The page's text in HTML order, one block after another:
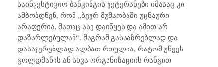
საინვესტიციო ბანკინგის ვეტერანები იმასაც კი
ამბობდნენ, რომ „ბევრ მუშაობაში უცნაური
არაფერია, მათაც ასე დაიწყეს და ამით არ
დაზარლებულან“. მაგრამ გასააზრებლად და
დასაჯერებლად ალბათ რთულია, რატომ უწევს
გოლდმანის ან სხვა ორგანიზაციის რანგით